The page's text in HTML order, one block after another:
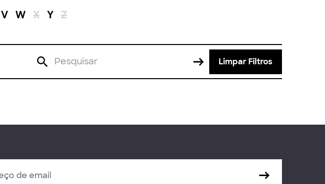
V W X Y Z
Limpar Filtros